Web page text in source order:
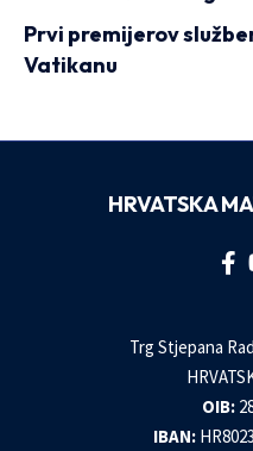
Prvi premijerov
Vatikanu
HRVATSKA
Trg Stjepana
OIB:
IBAN: